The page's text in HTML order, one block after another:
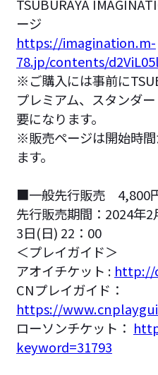
TSUBURAYA
ージ
https://imagination.m-
78.jp/contents/
※ご購入には事前に
プレミアム、スタンダ
要になります。
※販売ページは開始時
ます。
■一般先行販売 4,800円
先行販売期間：2024年
3日(日) 22：00
＜プレイガイド＞
アオイチケット : http://
CNプレイガイド：
https://
ローソンチケット：
keyword=31793